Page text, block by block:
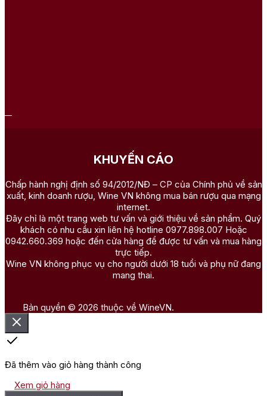
KHUYẾN CÁO
Chấp hành nghị định số 94/2012/NĐ – CP của Chính phủ về sản
xuất, kinh doanh rượu, Wine VN không mua bán rượu qua mạng
internet.
Đây chỉ là một trang web tư vấn và giới thiệu về sản phẩm. Quý
khách có nhu cầu xin liên hệ hotline 0977.898.007 Hoặc
0942.660.369 hoặc đến cửa hàng để được tư vấn và mua hàng
trực tiếp.
Wine VN không phục vụ cho người dưới 18 tuổi và phụ nữ đang
mang thai.
Bản quyền © 2026 thuộc về WineVN.
Đã thêm vào giỏ hàng thành công
Xem giỏ hàng